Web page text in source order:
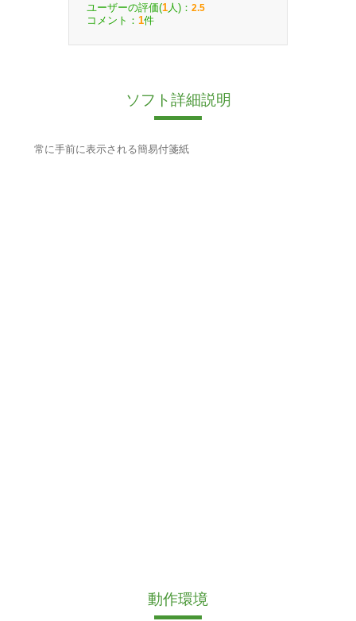
ユーザーの評価(1 人)： 2.5
コメント： 1件
ソフト詳細説明
常に手前に表示される簡易付箋紙
動作環境